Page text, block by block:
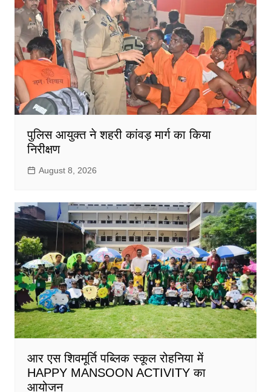
पुलिस आयुक्त ने शहरी कांवड़ मार्ग का किया
निरीक्षण
August 8, 2026
आर एस शिवमूर्ति पब्लिक स्कूल रोहनिया में
HAPPY MANSOON ACTIVITY का
आयोजन